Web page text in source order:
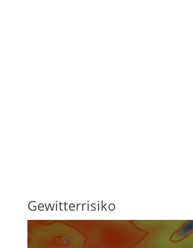
Gewitterrisiko